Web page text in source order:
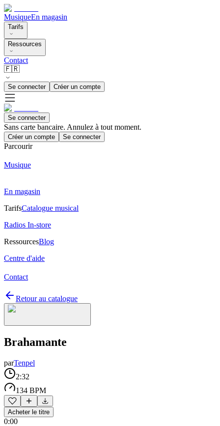
MusiqueEn magasin
Tarifs
Ressources
Contact
🇫🇷
Se connecter Créer un compte
Se connecter
Sans carte bancaire. Annulez à tout moment.
Créer un compte Se connecter
Parcourir
Musique
En magasin
TarifsCatalogue musical
Radios In-store
RessourcesBlog
Centre d'aide
Contact
Retour au catalogue
Brahamante
parTenpel
2:32
134 BPM
Acheter le titre
0:00